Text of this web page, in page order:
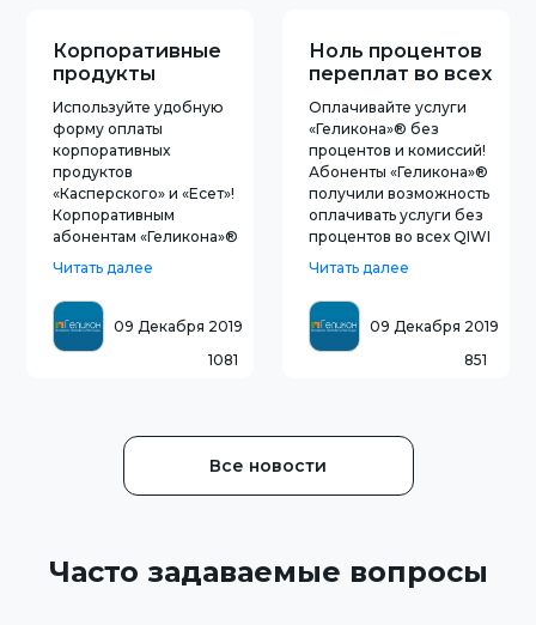
Корпоративные
продукты
«Касперского» по
подписке
Используйте удобную
форму оплаты
корпоративных
продуктов
«Касперского» и «Есет»!
Корпоративным
абонентам «Геликона»®
с 1 октября 2016 года
стала доступна
возможность получить
решение Kaspersky Small
Office Security по
доступна в ва
Читать далее
09 Декабря 2019
1081
Ноль процентов
переплат во всех
QIWI Терминалах
Оплачивайте услуги
«Геликона»® без
процентов и комиссий!
Абоненты «Геликона»®
получили возможность
оплачивать услуги без
процентов во всех QIWI
Терминалах. С 1 сентября
компания «Геликон»®
отменила проценты и
переплаты в QIWI
Терминалах, а также при
Читать далее
09 Декабря 2019
851
Все новости
Часто задаваемые вопросы